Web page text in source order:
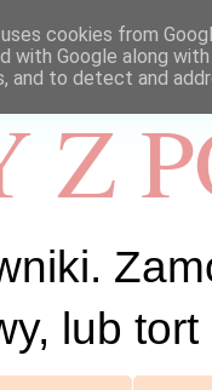
Z
lub tort
cookies from
with Google along
and to detect and